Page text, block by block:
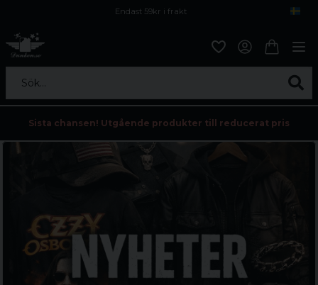
Endast 59kr i frakt
Sök...
Sista chansen! Utgående produkter till reducerat pris